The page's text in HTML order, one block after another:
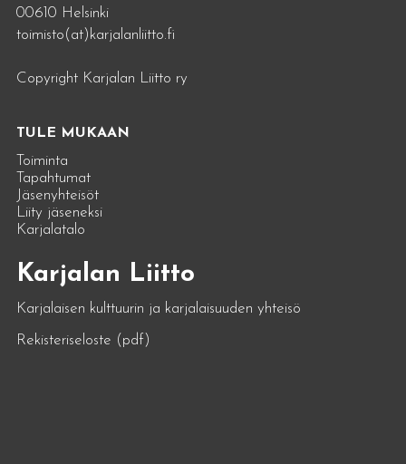
00610 Helsinki
toimisto(at)karjalanliitto.fi
Copyright Karjalan Liitto ry
TULE MUKAAN
Toiminta
Tapahtumat
Jäsenyhteisöt
Liity jäseneksi
Karjalatalo
Karjalan Liitto
Karjalaisen kulttuurin ja karjalaisuuden yhteisö
Rekisteriseloste (pdf)